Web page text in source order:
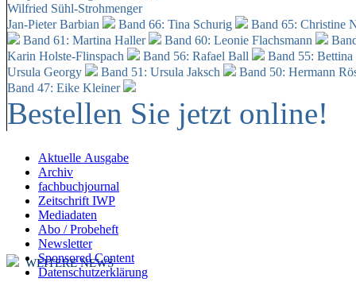
Wilfried Sühl-Strohmenger
Jan-Pieter Barbian
Band 66: Tina Schurig
Band 65: Christine
Band 61: Martina Haller
Band 60: Leonie Flachsmann
Karin Holste-Flinspach
Band 56: Rafael Ball
Band 55:
Ursula Georgy
Band 51: Ursula Jaksch Band 50: Hermann
Band 47: Eike Kleiner
Bestellen Sie jetzt online!
Aktuelle Ausgabe
Archiv
fachbuchjournal
Zeitschrift IWP
Mediadaten
Abo / Probeheft
Newsletter
Sponsored Content
Datenschutzerklärung
WEITERE NEWS